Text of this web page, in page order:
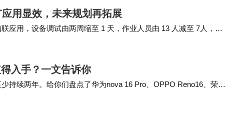
用显效，未来规划再拓展
应用，设备调试由两周缩至 1 天，作业人员由 13 人减至 7人，综
用、实现移动智维和…
入手？一文告诉你
持续两年。给你们盘点了华为nova 16 Pro、OPPO Reno16、荣耀
接抄作…